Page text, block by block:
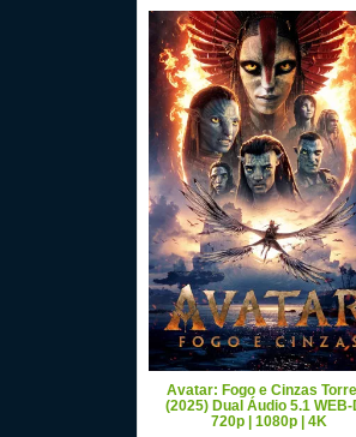
Avatar: Fogo e Cinzas
(2025) Dual Áudio 5.1 WEB-
720p | 1080p | 4K